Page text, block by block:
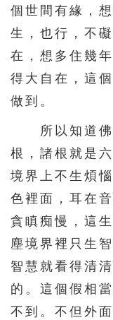
個世間有緣，
生，也行，不
在，想多住幾
得大自在，這
做到。
所以知道佛
根，諸根就是
境界上不生煩
色裡面，耳在
貪瞋痴慢，這
塵境界裡只生
智慧就看得清
的。這個假相
不到。不但外